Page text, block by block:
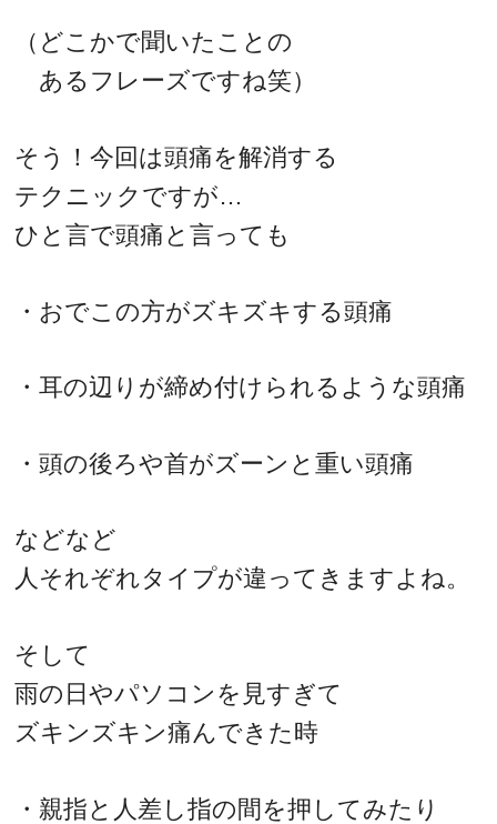
（どこかで聞いたことの
あるフレーズですね笑）
そう！今回は頭痛を解消する
テクニックですが…
ひと言で頭痛と言っても
・おでこの方がズキズキする頭痛
・耳の辺りが締め付けられるような頭痛
・頭の後ろや首がズーンと重い頭痛
などなど
人それぞれタイプが違ってきますよね。
そして
雨の日やパソコンを見すぎて
ズキンズキン痛んできた時
・親指と人差し指の間を押してみたり